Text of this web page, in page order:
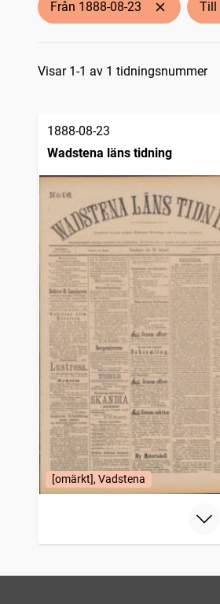
Från 1888-08-23 Till
Sökresultat
Visar 1-1 av 1 tidningsnummer
1888-08-23
Wadstena läns tidning
[omärkt], Vadstena